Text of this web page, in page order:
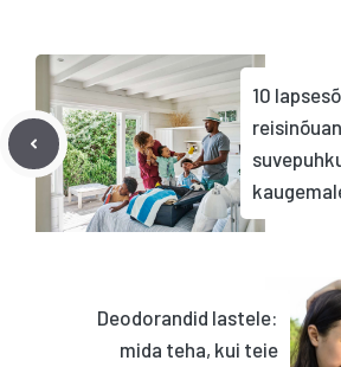
10
Deodorandid lastele:
mida teha, kui teie